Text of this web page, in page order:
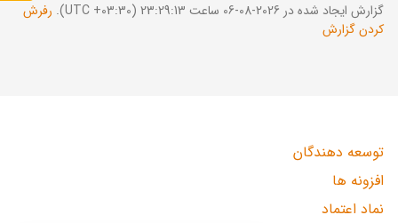
گزارش ایجاد شده در 2026-08-06 ساعت 23:29:13 (UTC +03:30).
رفرش
کردن گزارش
توسعه دهندگان
افزونه ها
نماد اعتماد